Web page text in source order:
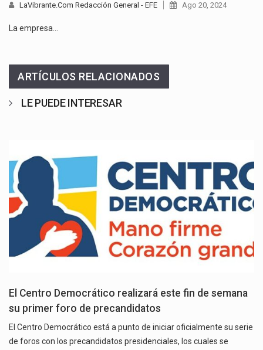
LaVibrante.Com Redacción General - EFE Ago 20, 2024
La empresa…
ARTÍCULOS RELACIONADOS
LE PUEDE INTERESAR
El Centro Democrático realizará este fin de semana
su primer foro de precandidatos
El Centro Democrático está a punto de iniciar oficialmente su serie
de foros con los precandidatos presidenciales, los cuales se